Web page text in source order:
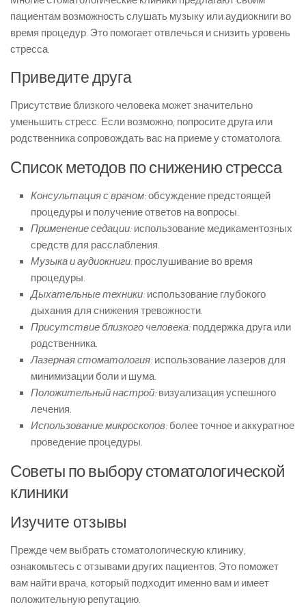
пациентам возможность слушать музыку или аудиокниги во
время процедур. Это помогает отвлечься и снизить уровень
стресса.
Приведите друга
Присутствие близкого человека может значительно
уменьшить стресс. Если возможно, попросите друга или
родственника сопровождать вас на приеме у стоматолога.
Список методов по снижению стресса
Консультация с врачом:обсуждение предстоящей
процедуры и получение ответов на вопросы.
Применение седации: использование медикаментозных
средств для расслабления.
Музыка и аудиокниги: прослушивание во время
процедуры.
Дыхательные техники: использование глубокого
дыхания для снижения тревожности.
Присутствие близкого человека: поддержка друга или
родственника.
Лазерная стоматология: использование лазеров для
минимизации боли и шума.
Положительный настрой: визуализация успешного
лечения.
Использование микроскопов: более точное и аккуратное
проведение процедуры.
Советы по выбору стоматологической
клиники
Изучите отзывы
Прежде чем выбрать стоматологическую клинику,
ознакомьтесь с отзывами других пациентов. Это поможет
вам найти врача, который подходит именно вам и имеет
положительную репутацию.